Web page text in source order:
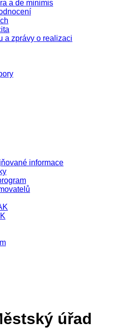
a de minimis
a zprávy o realizaci
informace
úřad